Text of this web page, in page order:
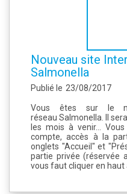
Nouveau site
Salmonella
Publié le 23/08/2017
Vous êtes sur le
réseau Salmonella. Il
les mois à venir...
compte, accès à la
onglets "Accueil" et
partie privée (réservée
vous faut cliquer en haut